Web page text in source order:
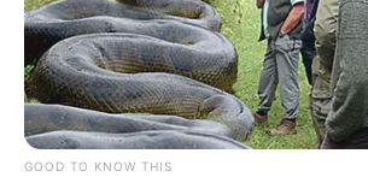
GOOD TO KNOW THIS